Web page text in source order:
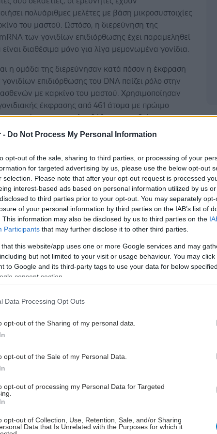
- Do Not Process My Personal Information
opt-out of the sale, sharing to third parties, or processing of your
for targeted advertising by us, please use the below opt-out
selection. Please note that after your opt-out request is processed
interest-based ads based on personal information utilized by us
to third parties prior to your opt-out. You may separately
of your personal information by third parties on the IAB’s list of
This information may also be disclosed by us to third parties on the
Participants that may further disclose it to other third parties.
that this website/app uses one or more Google services and may
but not limited to your visit or usage behaviour. You may
to Google and its third-party tags to use your data for below
consent section.
Data Processing Opt Outs
opt-out of the Sharing of my personal data.
opt-out of the Sale of my Personal Data.
opt-out of processing my Personal Data for Targeted
opt-out of Collection, Use, Retention, Sale, and/or Sharing
Data that Is Unrelated with the Purposes for which it
πολυάριθμες μελέτες με βάση μικροσυστοιχίες
του μαστού. Ωστόσο, η διερεύνηση της
των γονιδίων επιδιόρθωσης έχει παραμεληθεί
διαθέσιμα μόνο για λίγα μεμονωμένα γονίδια.
η ομάδα της διερεύνησαν κατά πόσον η έκφραση
επιδιόρθωσης του DNA παίζει ρόλο στην
με καρκίνο του μαστού. Χρησιμοποίησαν
έκφρασης από 461 άτομα με πρώιμο
μαστού που παρακολουθήθηκαν για διάμεση
ετών και αναζήτησαν σχέση μεταξύ της έκφρασης
έκφραση του mRNA των BRCA1 και BRCA2
με μικρότερο MFS. Το MFS των ασθενών με
μαστού με χαμηλότερη έκφραση mRNA του BRCA1
έναντι 110,5 μηνών για εκείνες με υψηλότερη
η MFS ήταν μεγαλύτερη με αυξημένη έκφραση mRNA
σύγκριση με χαμηλότερη έκφραση σε 148 μήνες
σημαντική συσχέτιση μεταξύ της έκφρασης mRNA
το iatronet.gr στο Discover
διαταραχής
στη Ρόδο: ''Σε ενάμιση χρόνο, το νοσοκομείο θα
'Αμεσα μέτρα για την αντιμετώπιση των